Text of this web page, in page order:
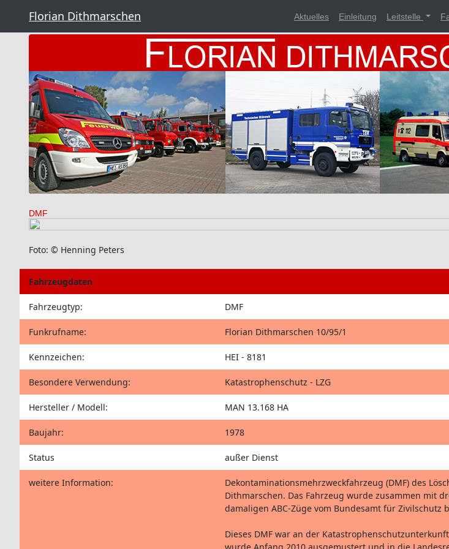
Florian Dithmarschen Aktuelles Einleitung Leitstelle
DMF
Foto: © Henning Peters
Fahrzeugdaten
Fahrzeugtyp: DMF
Funkrufname: Florian Dithmarschen 10/95/1
Kennzeichen: HEI - 8181
Besondere Verwendung: Katastrophenschutz - LZG
Hersteller / Modell: MAN 13.168 HA
Baujahr: 1978
Status außer Dienst
weitere Information:
Dekontaminationsmehrzweckfahrzeug (DMF) des
Dithmarschen. Das Fahrzeug wurde zusammen mit
damaligen ABC-Züge vom Bundesamt für Zivilschutz
Dieses DMF war an der